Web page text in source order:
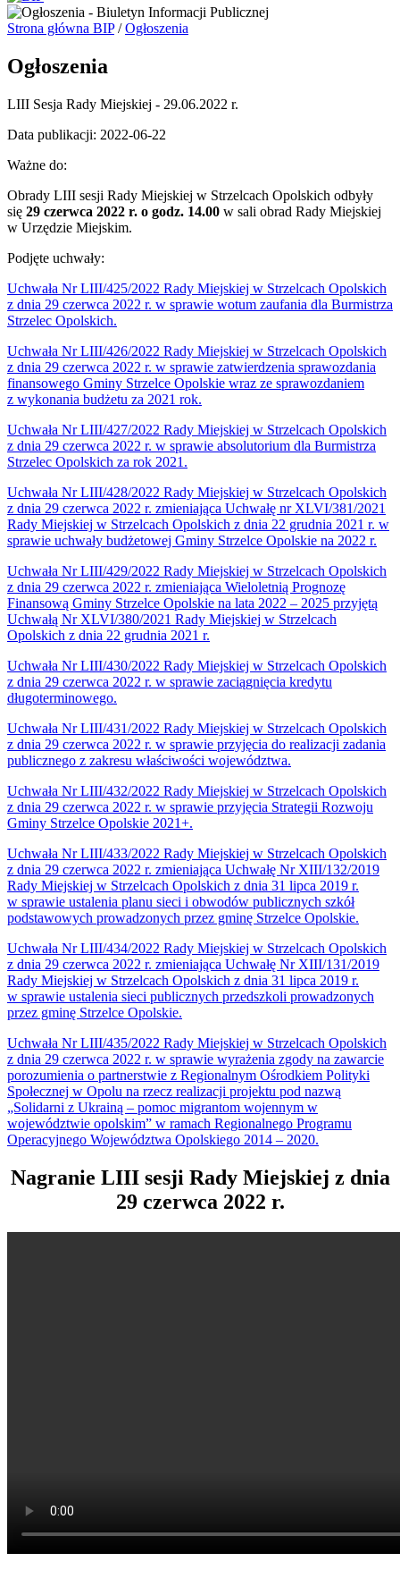
Strona główna BIP/Ogłoszenia
Ogłoszenia
LIII Sesja Rady Miejskiej - 29.06.2022 r.
Data publikacji: 2022-06-22
Ważne do:
Obrady LIII sesji Rady Miejskiej w Strzelcach Opolskich odbyły
się 29 czerwca 2022 r. o godz. 14.00 w sali obrad Rady Miejskiej
w Urzędzie Miejskim.
Podjęte uchwały:
Uchwała Nr LIII/425/2022 Rady Miejskiej w Strzelcach Opolskich
z dnia 29 czerwca 2022 r. w sprawie wotum zaufania dla Burmistrza
Strzelec Opolskich.
Uchwała Nr LIII/426/2022 Rady Miejskiej w Strzelcach Opolskich
z dnia 29 czerwca 2022 r. w sprawie zatwierdzenia sprawozdania
finansowego Gminy Strzelce Opolskie wraz ze sprawozdaniem
z wykonania budżetu za 2021 rok.
Uchwała Nr LIII/427/2022 Rady Miejskiej w Strzelcach Opolskich
z dnia 29 czerwca 2022 r. w sprawie absolutorium dla Burmistrza
Strzelec Opolskich za rok 2021.
Uchwała Nr LIII/428/2022 Rady Miejskiej w Strzelcach Opolskich
z dnia 29 czerwca 2022 r. zmieniająca Uchwałę nr XLVI/381/2021
Rady Miejskiej w Strzelcach Opolskich z dnia 22 grudnia 2021 r. w
sprawie uchwały budżetowej Gminy Strzelce Opolskie na 2022 r.
Uchwała Nr LIII/429/2022 Rady Miejskiej w Strzelcach Opolskich
z dnia 29 czerwca 2022 r. zmieniająca Wieloletnią Prognozę
Finansową Gminy Strzelce Opolskie na lata 2022 – 2025 przyjętą
Uchwałą Nr XLVI/380/2021 Rady Miejskiej w Strzelcach
Opolskich z dnia 22 grudnia 2021 r.
Uchwała Nr LIII/430/2022 Rady Miejskiej w Strzelcach Opolskich
z dnia 29 czerwca 2022 r. w sprawie zaciągnięcia kredytu
długoterminowego.
Uchwała Nr LIII/431/2022 Rady Miejskiej w Strzelcach Opolskich
z dnia 29 czerwca 2022 r. w sprawie przyjęcia do realizacji zadania
publicznego z zakresu właściwości województwa.
Uchwała Nr LIII/432/2022 Rady Miejskiej w Strzelcach Opolskich
z dnia 29 czerwca 2022 r. w sprawie przyjęcia Strategii Rozwoju
Gminy Strzelce Opolskie 2021+.
Uchwała Nr LIII/433/2022 Rady Miejskiej w Strzelcach Opolskich
z dnia 29 czerwca 2022 r. zmieniająca Uchwałę Nr XIII/132/2019
Rady Miejskiej w Strzelcach Opolskich z dnia 31 lipca 2019 r.
w sprawie ustalenia planu sieci i obwodów publicznych szkół
podstawowych prowadzonych przez gminę Strzelce Opolskie.
Uchwała Nr LIII/434/2022 Rady Miejskiej w Strzelcach Opolskich
z dnia 29 czerwca 2022 r. zmieniająca Uchwałę Nr XIII/131/2019
Rady Miejskiej w Strzelcach Opolskich z dnia 31 lipca 2019 r.
w sprawie ustalenia sieci publicznych przedszkoli prowadzonych
przez gminę Strzelce Opolskie.
Uchwała Nr LIII/435/2022 Rady Miejskiej w Strzelcach Opolskich
z dnia 29 czerwca 2022 r. w sprawie wyrażenia zgody na zawarcie
porozumienia o partnerstwie z Regionalnym Ośrodkiem Polityki
Społecznej w Opolu na rzecz realizacji projektu pod nazwą
„Solidarni z Ukrainą – pomoc migrantom wojennym w
województwie opolskim” w ramach Regionalnego Programu
Operacyjnego Województwa Opolskiego 2014 – 2020.
Nagranie LIII sesji Rady Miejskiej z dnia
29 czerwca 2022 r.